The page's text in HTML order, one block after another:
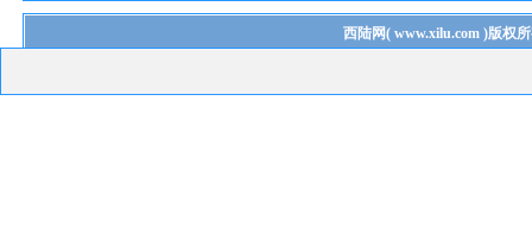
西陆网( www.xilu.com)版权